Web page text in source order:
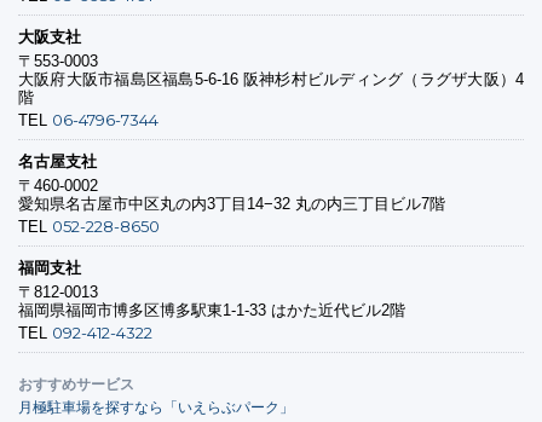
大阪支社
〒553-0003
大阪府大阪市福島区福島5-6-16 阪神杉村ビルディング（ラグザ大阪）4
階
TEL 06-4796-7344
名古屋支社
〒460-0002
愛知県名古屋市中区丸の内3丁目14−32 丸の内三丁目ビル7階
TEL 052-228-8650
福岡支社
〒812-0013
福岡県福岡市博多区博多駅東1-1-33 はかた近代ビル2階
TEL 092-412-4322
おすすめサービス
月極駐車場を探すなら「いえらぶパーク」